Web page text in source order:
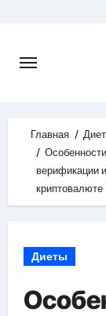
content
Главная
верификации
криптовалюте
Диеты